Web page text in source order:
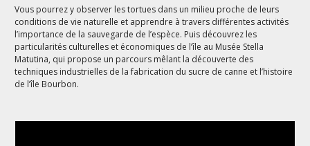
Vous pourrez y observer les tortues dans un milieu proche de leurs
conditions de vie naturelle et apprendre à travers différentes activités
l’importance de la sauvegarde de l’espèce. Puis découvrez les
particularités culturelles et économiques de l’île au Musée Stella
Matutina, qui propose un parcours mêlant la découverte des
techniques industrielles de la fabrication du sucre de canne et l’histoire
de l’île Bourbon.